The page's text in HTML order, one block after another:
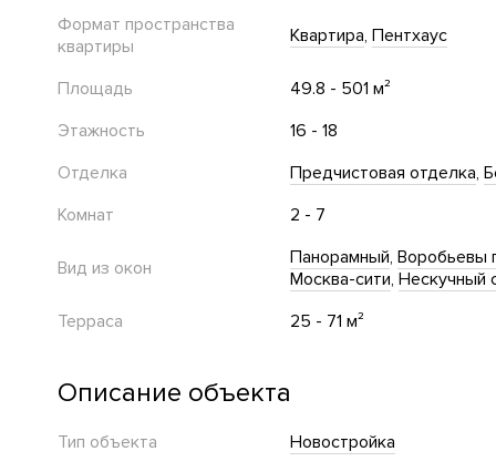
Формат пространства
квартиры
Квартира Пентхаус
Площадь
49.8 - 501 м²
Этажность
16 - 18
Отделка
Предчистовая отделка
Комнат
2 - 7
Вид из окон Панорамный Воробьевы
Москва-сити Нескучный
Терраса
25 - 71 м²
Описание объекта
Тип объекта
Новостройка